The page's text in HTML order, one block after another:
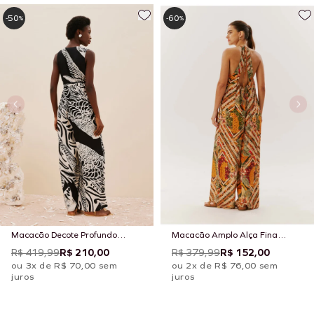
Macacão Decote Profundo
Estampado Plume
R$ 419,99R$ 210,00
ou 3x de R$ 70,00 sem
juros
-50%
Macacão Amplo Alça Fina
Estampado Panamá
R$ 379,99R$ 152,00
ou 2x de R$ 76,00 sem
juros
-60%